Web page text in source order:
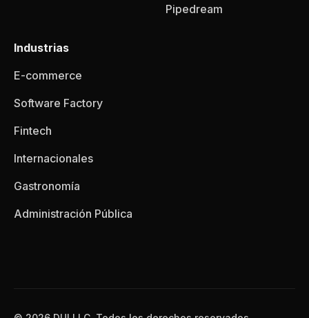
Pipedream
Industrias
E-commerce
Software Factory
Fintech
Internacionales
Gastronomía
Administración Pública